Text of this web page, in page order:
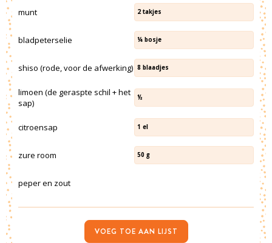
munt 2 takjes
bladpeterselie ¼ bosje
shiso (rode, voor de afwerking) 8 blaadjes
limoen (de geraspte schil + het
sap)
½
citroensap 1 el
zure room 50 g
peper en zout
VOEG TOE AAN LIJST